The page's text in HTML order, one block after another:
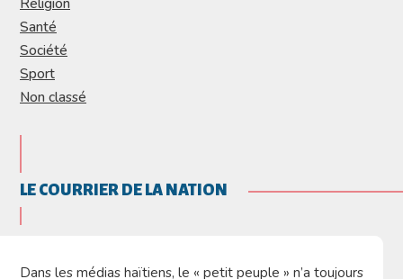
LE COURRIER DE LA NATION
Dans les médias haïtiens, le « petit peuple » n’a toujours
Santé
Société
Sport
Non classé